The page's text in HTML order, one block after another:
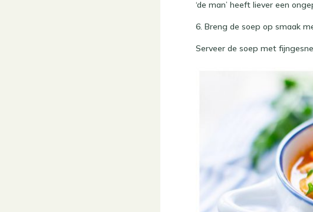
‘de man’ heeft liever een
6. Breng de soep op smaak
Serveer de soep met